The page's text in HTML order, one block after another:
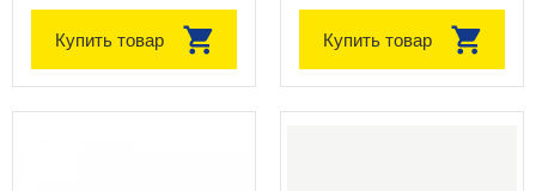
Купить товар Купить товар